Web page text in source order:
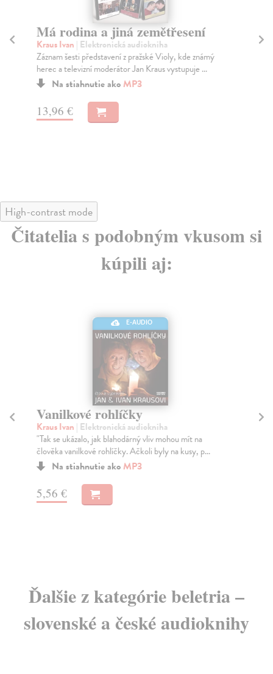
Má rodina a jiná zemětřesení
Kraus Ivan | Elektronická audiokniha
Záznam šesti představení z pražské Violy, kde známý
herec a televizní moderátor Jan Kraus vystupuje ...
Na stiahnutie akoMP3
13,96 €
High-contrast mode
Čitatelia s podobným vkusom si
kúpili aj:
E-AUDIO
Vanilkové rohlíčky
Kraus Ivan | Elektronická audiokniha
"Tak se ukázalo, jak blahodárný vliv mohou mít na
člověka vanilkové rohlíčky. Ačkoli byly na kusy, p...
Na stiahnutie akoMP3
5,56 €
Ďalšie z kategórie beletria –
slovenské a české audioknihy